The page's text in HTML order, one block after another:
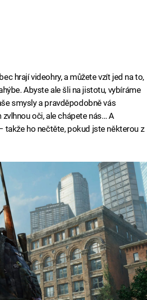
hrají videohry, a můžete vzít jed na to,
Abyste ale šli na jistotu, vybíráme
smysly a pravděpodobně vás
oči, ale chápete nás… A
takže ho nečtěte, pokud jste některou z